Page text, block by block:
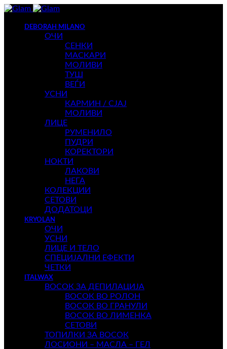
DEBORAH MILANO
ОЧИ
СЕНКИ
МАСКАРИ
МОЛИВИ
ТУШ
ВЕЃИ
УСНИ
КАРМИН / СЈАЈ
МОЛИВИ
ЛИЦЕ
РУМЕНИЛО
ПУДРИ
КОРЕКТОРИ
НОКТИ
ЛАКОВИ
НЕГА
КОЛЕКЦИИ
СЕТОВИ
ДОДАТОЦИ
KRYOLAN
ОЧИ
УСНИ
ЛИЦЕ И ТЕЛО
СПЕЦИЈАЛНИ ЕФЕКТИ
ЧЕТКИ
ITALWAX
ВОСОК ЗА ДЕПИЛАЦИЈА
ВОСОК ВО РОЛОН
ВОСОК ВО ГРАНУЛИ
ВОСОК ВО ЛИМЕНКА
СЕТОВИ
ТОПИЛКИ ЗА ВОСОК
ЛОСИОНИ – МАСЛА – ГЕЛ